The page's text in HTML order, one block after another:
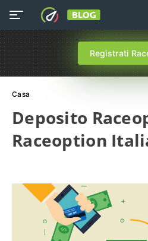
Registrati
Casa
Deposito
Raceoption